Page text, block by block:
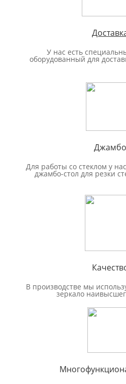
У нас есть
оборудованный для
Джамбо
Для работы со стеклом у
джамбо-стол для резки
В производстве мы
зеркало